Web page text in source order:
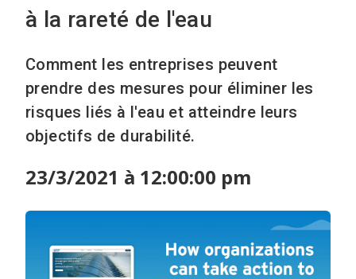
à la rareté de l'eau
Comment les entreprises peuvent
prendre des mesures pour éliminer les
risques liés à l'eau et atteindre leurs
objectifs de durabilité.​​​​​​​
23/3/2021 à 12:00:00 pm